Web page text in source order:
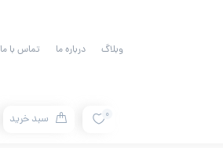
وبلاگ درباره ما تماس با ما
0 سبد خرید